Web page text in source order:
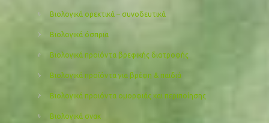
Βιολογικά ορεκτικά – συνοδευτικά
Βιολογικά όσπρια
Βιολογικά προϊόντα βρεφικής διατροφής
Βιολογικά προϊόντα για βρέφη & παιδιά
Βιολογικά προιόντα ομορφιάς και περιποίησης
Βιολογικά σνακ